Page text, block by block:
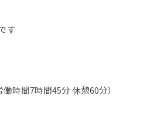
す
時間7時間45分 休憩60分）